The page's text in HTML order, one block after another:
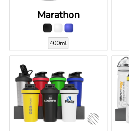
Marathon
400ml